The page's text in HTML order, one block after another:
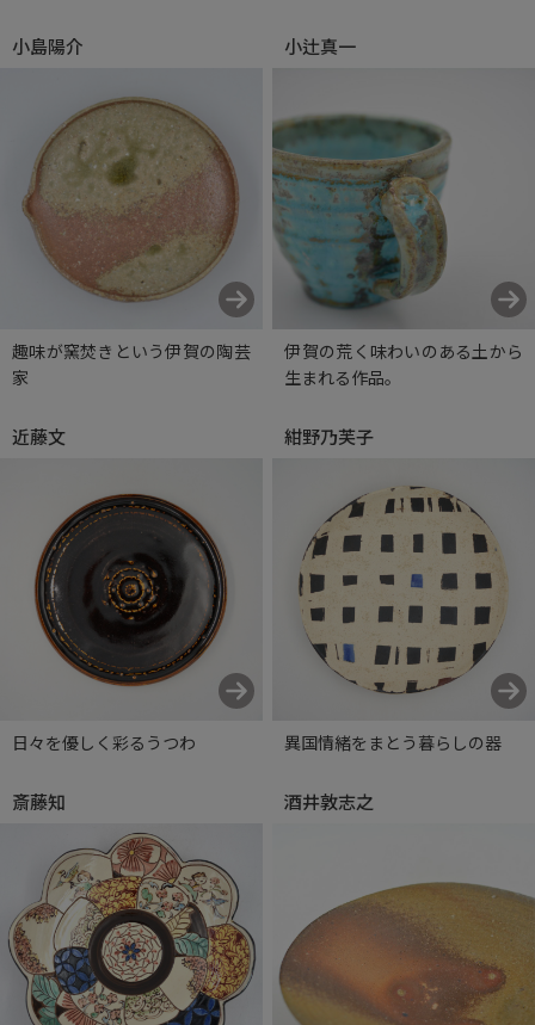
小島陽介
趣味が窯焚きという伊賀の陶芸
家
小辻真一
伊賀の荒く味わいのある土から
生まれる作品。
近藤文
日々を優しく彩るうつわ
紺野乃芙子
異国情緒をまとう暮らしの器
斎藤知 酒井敦志之